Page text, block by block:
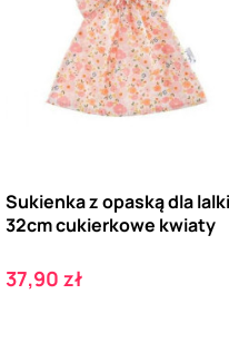
Sukienka z opaską dla lalki
32cm cukierkowe kwiaty
Cena
37,90 zł